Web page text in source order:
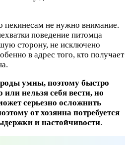
пекинесам не нужно внимание.
поведение питомца
сторону, не исключено
в адрес того, кто получает
умны, поэтому быстро
нельзя себя вести, но
серьезно осложнить
от хозяина потребуется
и настойчивости.